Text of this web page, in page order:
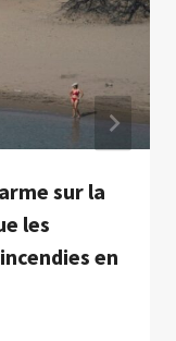
sur la
les
en